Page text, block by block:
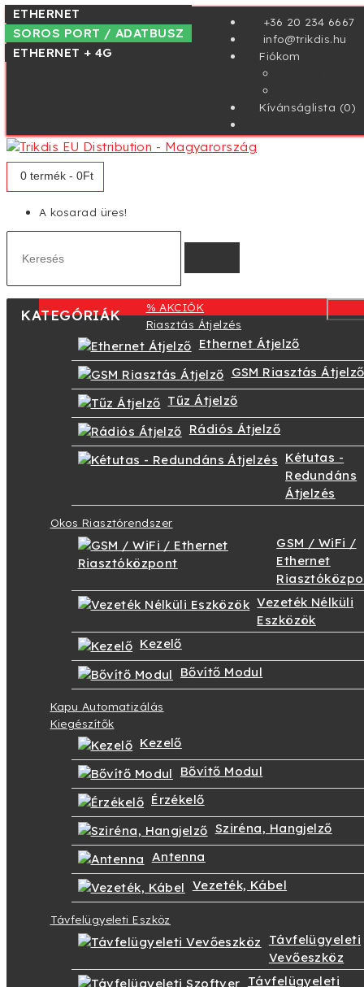
+36 20 234 6667
info@trikdis.hu
Fiókom
Kívánságlista (0)
0 termék - 0Ft
A kosarad üres!
KATEGÓRIÁK
% AKCIÓK
Riasztás Átjelzés
Ethernet Átjelző
GSM Riasztás Átjelző
Tűz Átjelző
Rádiós Átjelző
Kétutas -
Redundáns
Átjelzés
Okos Riasztórendszer
GSM / WiFi /
Ethernet
Vezeték Nélküli
Eszközök
Kezelő
Bővítő Modul
Kapu Automatizálás
Kiegészítők
Kezelő
Bővítő Modul
Érzékelő
Sziréna, Hangjelző
Antenna
Vezeték, Kábel
Távfelügyeleti Eszköz
Távfelügyeleti
Vevőeszköz
Távfelügyeleti
4G
SOROS PORT / ADATBUSZ
MAGYAR NYELVŰ
-72% KEDVEZMÉNY
ETHERNET + 4G
WIFI + 4G
SOROS PORT / ADATBUSZ
TIP-RING
ETHERNET + 4G
ETHERNET
SOROS PORT / ADATBUSZ